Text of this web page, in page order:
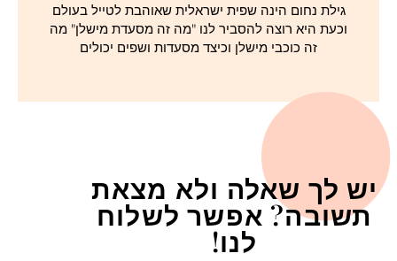
גילת נחום הינה שפית ישראלית שאוהבת לטייל בעולם
וכעת היא רוצה להסביר לנו "מה זה מסעדת מישלן" מה
זה כוכבי מישלן וכיצד מסעדות ושפים יכולים
יש לך שאלה ולא מצאת
תשובה? אפשר לשלוח
לנו!